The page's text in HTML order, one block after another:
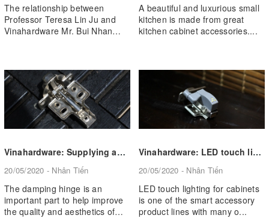
The relationship between
Professor Teresa Lin Ju and
Vinahardware Mr. Bui Nhan
A beautiful and luxurious small
kitchen is made from great
kitchen cabinet accessories....
Vinahardware: Supplying and consulting commonly used damping hinges
20/05/2020 - Nhân Tiến
The damping hinge is an
important part to help improve
the quality and aesthetics of
Vinahardware: LED touch lighting for interior cabinets – Simple, convenient
20/05/2020 - Nhân Tiến
LED touch lighting for cabinets
is one of the smart accessory
product lines with many o...